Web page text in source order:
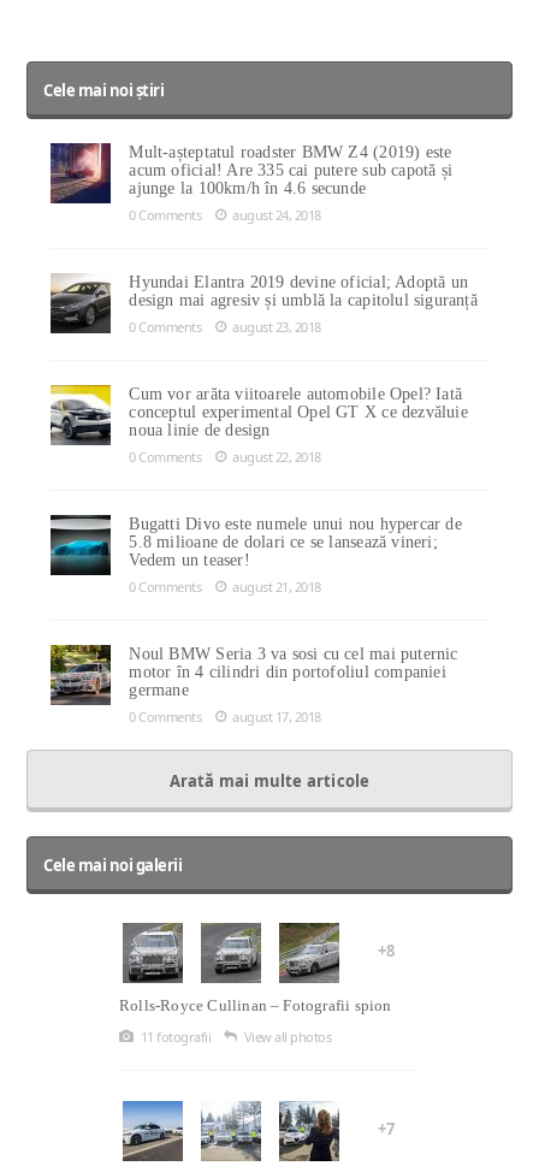
Cele mai noi știri
Mult-așteptatul roadster BMW Z4 (2019) este
acum oficial! Are 335 cai putere sub capotă și
ajunge la 100km/h în 4.6 secunde
0 Comments
august 24, 2018
Hyundai Elantra 2019 devine oficial; Adoptă un
design mai agresiv și umblă la capitolul siguranță
0 Comments
august 23, 2018
Cum vor arăta viitoarele automobile Opel? Iată
conceptul experimental Opel GT X ce dezvăluie
noua linie de design
0 Comments
august 22, 2018
Bugatti Divo este numele unui nou hypercar de
5.8 milioane de dolari ce se lansează vineri;
Vedem un teaser!
0 Comments
august 21, 2018
Noul BMW Seria 3 va sosi cu cel mai puternic
motor în 4 cilindri din portofoliul companiei
germane
0 Comments
august 17, 2018
Arată mai multe articole
Cele mai noi galerii
+8
Rolls-Royce Cullinan – Fotografii spion
11 fotografii
View all photos
+7